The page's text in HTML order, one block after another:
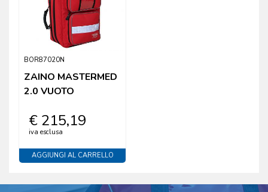
BOR87020N
ZAINO MASTERMED
2.0 VUOTO
€ 215,19
iva esclusa
AGGIUNGI AL CARRELLO